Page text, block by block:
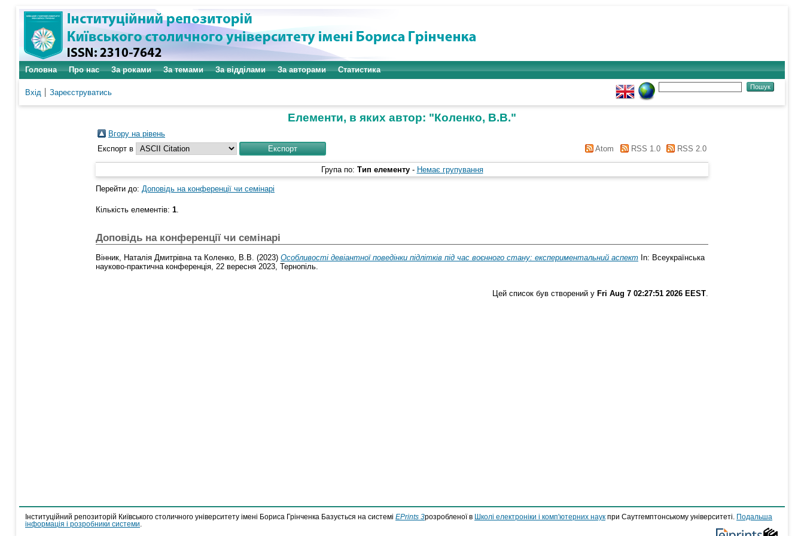
Головна Про нас За роками За темами За відділами За авторами Статистика
Вхід Зареєструватись
Елементи, в яких автор: "Коленко, В.В."
Вгору на рівень
Експорт в
Atom RSS 1.0 RSS 2.0
Група по: Тип елементу - Немає групування
Перейти до: Доповідь на конференції чи семінарі
Кількість елементів: 1.
Доповідь на конференції чи семінарі
Вінник, Наталія Дмитрівна та Коленко, В.В. (2023) Особливості девіантної поведінки підлітків під час воєнного стану: експериментальний аспект In: Всеукраїнська
науково-практична конференція, 22 вересня 2023, Тернопіль.
Цей список був створений у Fri Aug 7 02:27:51 2026 EEST
Інституційний репозиторій Київського столичного університету імені Бориса Грінченка Базується на системі EPrints 3розробленої в Школі електроніки і комп'ютерних наук при Саутгемптонському університеті.
Подальша
інформація і розробники системи